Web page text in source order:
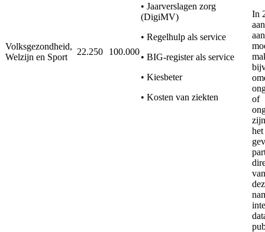
Volksgezondheid,
Welzijn en Sport
22.250 100.000
• Jaarverslagen zorg
(DigiMV)
• Regelhulp als service
• BIG-register als service
• Kiesbeter
• Kosten van ziekten
In
of